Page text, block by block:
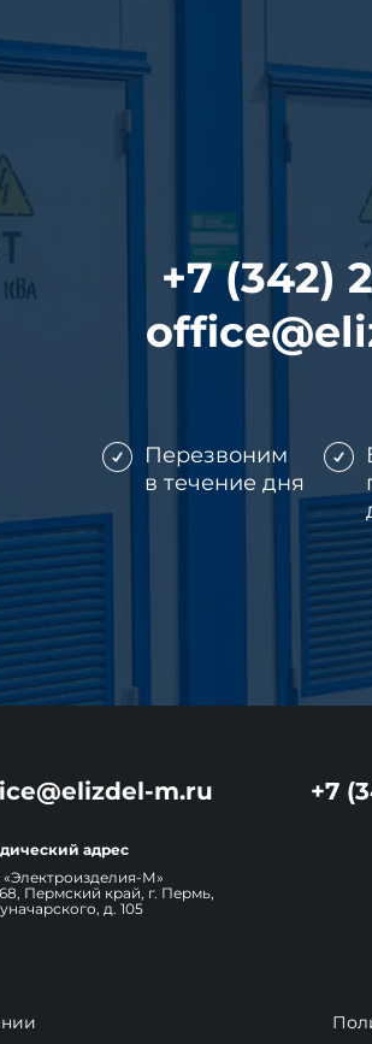
+7 (342)
Перезвоним
в течение дня
m.ru +7
адрес
М»
Пермский край, г. Пермь,
д. 105